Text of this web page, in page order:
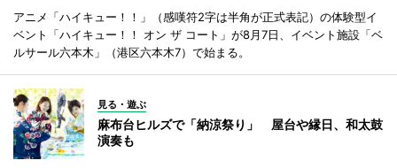
アニメ「ハイキュー！！」（感嘆符2字は半角が正式表記）の体験型イ
ベント「ハイキュー！！ オン ザ コート」が8月7日、イベント施設「ベ
ルサール六本木」（港区六本木7）で始まる。
見る・遊ぶ
麻布台ヒルズで「納涼祭り」 屋台や縁日、和太鼓
演奏も